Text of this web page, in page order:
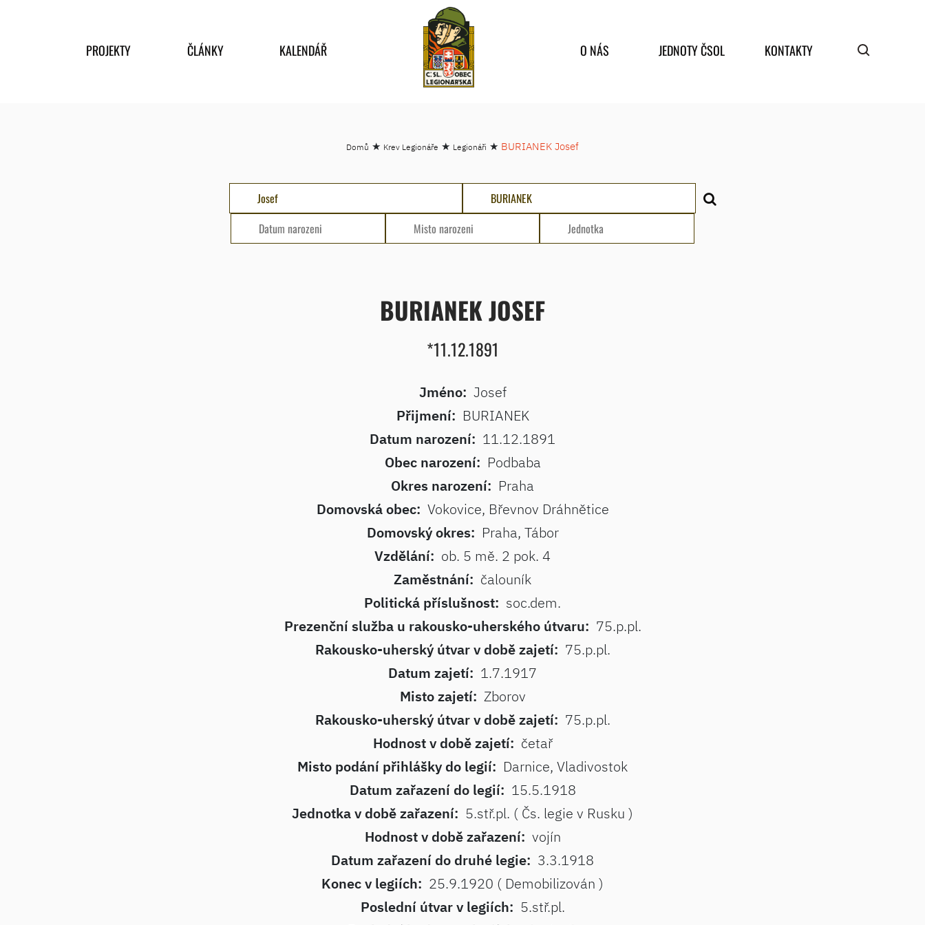
PROJEKTY ČLÁNKY KALENDÁŘ O NÁS JEDNOTY ČSOL KONTAKTY
Domů ★ Krev Legionáře ★ Legionáři ★ BURIANEK Josef
BURIANEK JOSEF
*11.12.1891
Jméno: Josef
Přijmení: BURIANEK
Datum narození: 11.12.1891
Obec narození: Podbaba
Okres narození: Praha
Domovská obec: Vokovice, Břevnov Dráhnětice
Domovský okres: Praha, Tábor
Vzdělání: ob. 5 mě. 2 pok. 4
Zaměstnání: čalouník
Politická příslušnost: soc.dem.
Prezenční služba u rakousko-uherského útvaru: 75.p.pl.
Rakousko-uherský útvar v době zajetí: 75.p.pl.
Datum zajetí: 1.7.1917
Misto zajetí: Zborov
Rakousko-uherský útvar v době zajetí: 75.p.pl.
Hodnost v době zajetí: četař
Misto podání přihlášky do legií: Darnice, Vladivostok
Datum zařazení do legií: 15.5.1918
Jednotka v době zařazení: 5.stř.pl. ( Čs. legie v Rusku )
Hodnost v době zařazení: vojín
Datum zařazení do druhé legie: 3.3.1918
Konec v legiích: 25.9.1920 ( Demobilizován )
Poslední útvar v legiích: 5.stř.pl.